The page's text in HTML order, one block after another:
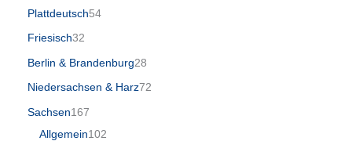
Plattdeutsch54
Friesisch32
Berlin & Brandenburg28
Niedersachsen & Harz72
Sachsen167
Allgemein102